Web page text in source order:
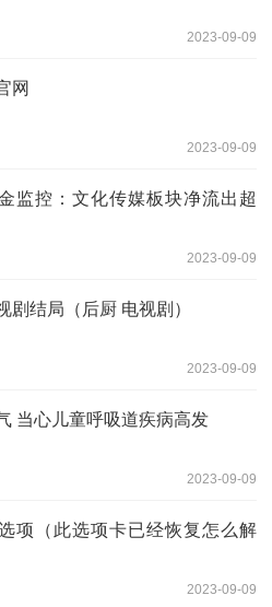
2023-09-09
网
2023-09-09
监控：文化传媒板块净流出超
2023-09-09
剧结局（后厨 电视剧）
2023-09-09
当心儿童呼吸道疾病高发
2023-09-09
项（此选项卡已经恢复怎么解
2023-09-09